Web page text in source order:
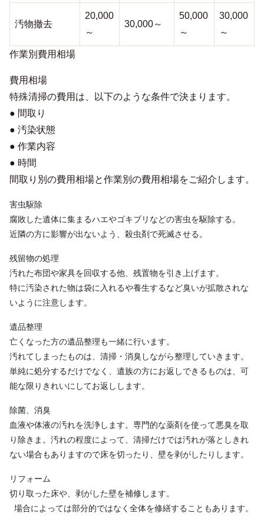
汚物撤去
20,000
～
30,000～
50,000
～
30,000
～
作業別費用相場
費用相場
特殊清掃の費用は、以下のような条件で決まります。
● 間取り
● 汚染状態
● 作業内容
● 時間
間取り別の費用相場と作業別の費用相場をご紹介します。
害虫駆除
腐敗した遺体に集まるハエやゴキブリなどの害虫を駆除する。
近隣の方に影響が出ないよう、殺虫剤で死滅させる。
残留物の処理
汚れた布団や家具を回収する他、残置物を引き上げます。
特に汚染された物は袋に入れるや養生するなど臭いが拡散されな
いように注意します。
遺品整理
亡くなった方の遺品整理も一緒に行います。
汚れてしまったものは、清掃・消臭しながら整理していきます。
単純に処分するだけでなく、遺族の方にお返しできるものは、可
能な限りきれいにしてお返しします。
除菌、消臭
血液や体液の汚れを洗浄します。専門的な薬剤を使って悪臭を取
り除きま。汚れの程度によって、清掃だけでは汚れが落としきれ
ない場合もありますので床を切ったり、壁を剥がしたりします。
リフォーム
切り取った床や、剥がした壁を補修します。
場合によっては部分的ではなく全体を修繕することもあります。